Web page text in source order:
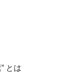
とは